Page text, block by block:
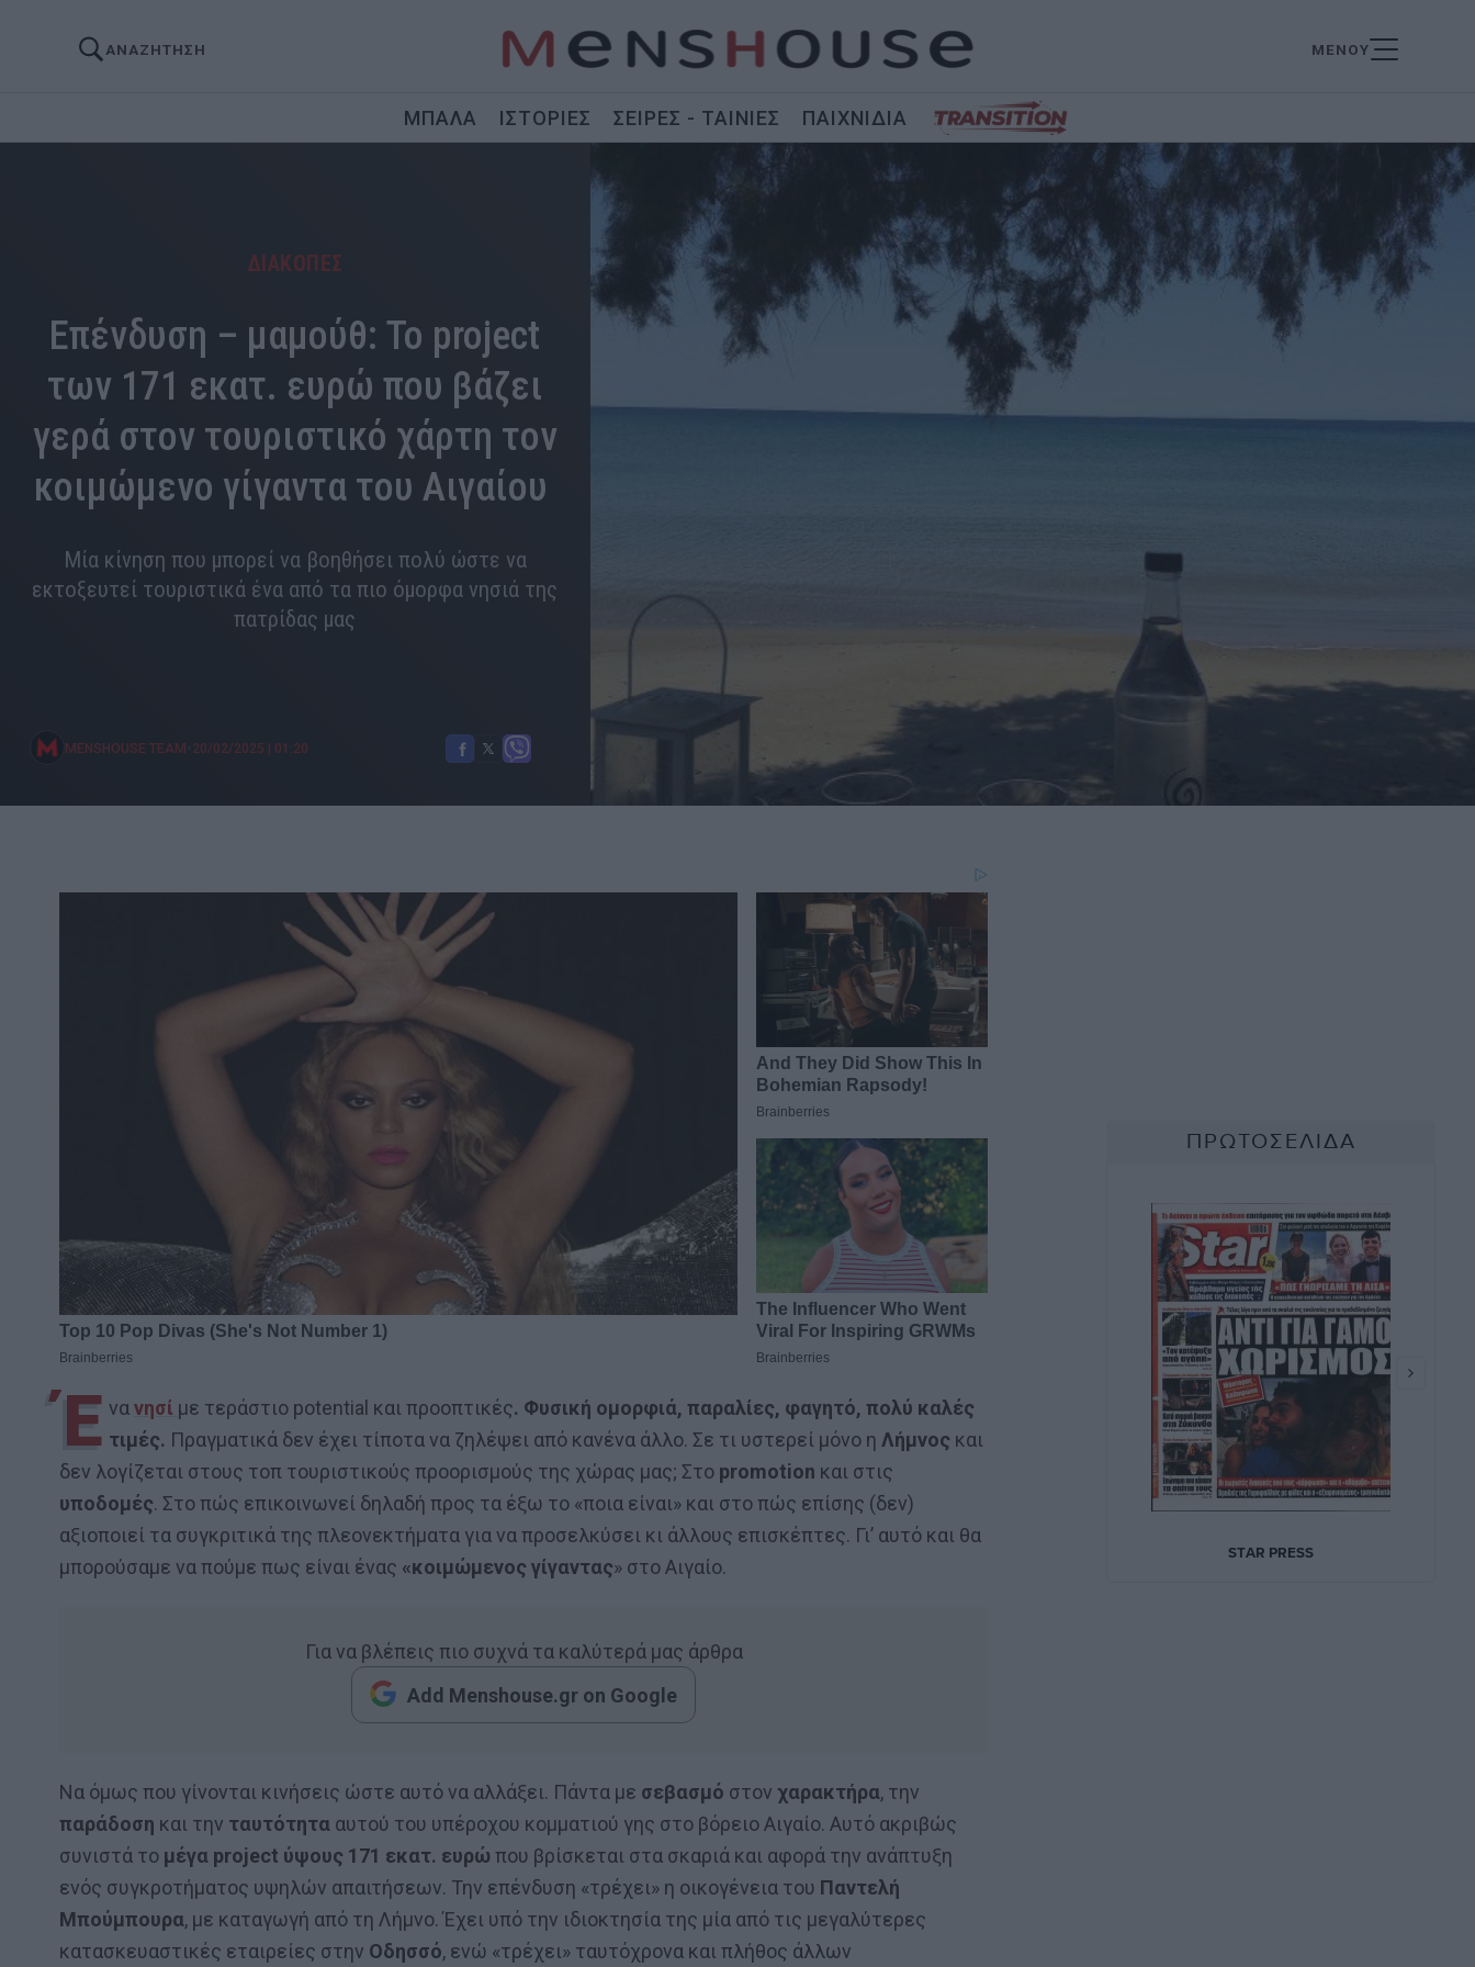
ΑΝΑΖΗΤΗΣΗ ΜΕΝΟΥ
ΜΠΑΛΑ ΙΣΤΟΡΙΕΣ ΣΕΙΡΕΣ - ΤΑΙΝΙΕΣ ΠΑΙΧΝΙΔΙΑ
ΔΙΑΚΟΠΕΣ
Επένδυση – μαμούθ: Το project
των 171 εκατ. ευρώ που βάζει
γερά στον τουριστικό χάρτη τον
κοιμώμενο γίγαντα του Αιγαίου
Μία κίνηση που μπορεί να βοηθήσει πολύ ώστε να
εκτοξευτεί τουριστικά ένα από τα πιο όμορφα νησιά της
πατρίδας μας
MENSHOUSE TEAM 20/02/2025 | 01:20
Έ νανησί με τεράστιο potential και προοπτικές. Φυσική ομορφιά, παραλίες, φαγητό, πολύ καλές
τιμές. Πραγματικά δεν έχει τίποτα να ζηλέψει από κανένα άλλο. Σε τι υστερεί μόνο η Λήμνος και
δεν λογίζεται στους τοπ τουριστικούς προορισμούς της χώρας μας; Στο promotion και στις
υποδομές. Στο πώς επικοινωνεί δηλαδή προς τα έξω το «ποια είναι» και στο πώς επίσης (δεν)
αξιοποιεί τα συγκριτικά της πλεονεκτήματα για να προσελκύσει κι άλλους επισκέπτες. Γι’ αυτό και θα
μπορούσαμε να πούμε πως είναι ένας «κοιμώμενος γίγαντας» στο Αιγαίο.
Για να βλέπεις πιο συχνά τα καλύτερά μας άρθρα
Add Menshouse.gr on Google
Να όμως που γίνονται κινήσεις ώστε αυτό να αλλάξει. Πάντα με σεβασμό στον χαρακτήρα, την
παράδοση και την ταυτότητα αυτού του υπέροχου κομματιού γης στο βόρειο Αιγαίο. Αυτό ακριβώς
συνιστά το μέγα project ύψους 171 εκατ. ευρώπου βρίσκεται στα σκαριά και αφορά την ανάπτυξη
ενός συγκροτήματος υψηλών απαιτήσεων. Την επένδυση «τρέχει» η οικογένεια του Παντελή
Μπούμπουρα, με καταγωγή από τη Λήμνο. Έχει υπό την ιδιοκτησία της μία από τις μεγαλύτερες
κατασκευαστικές εταιρείες στην Οδησσό, ενώ «τρέχει» ταυτόχρονα και πλήθος άλλων